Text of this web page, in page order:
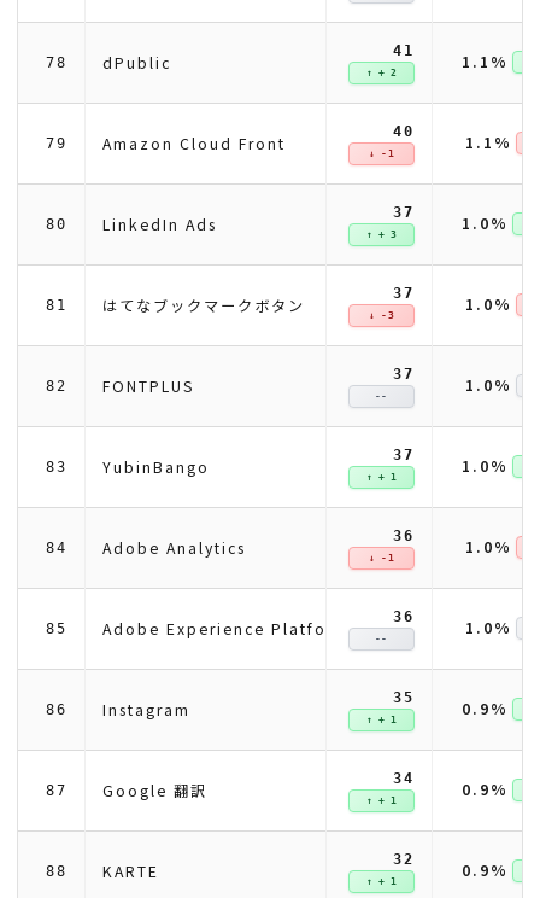
78 dPublic
41
↑ + 2 1.1%
79 Amazon Cloud Front
40
↓ -1 1.1%
80 LinkedIn Ads
37
↑ + 3 1.0%
81 はてなブックマークボタン
37
↓ -3 1.0%
82 FONTPLUS
37
-- 1.0%
83 YubinBango
37
↑ + 1 1.0%
84 Adobe Analytics
36
↓ -1 1.0%
85 Adobe Experience Platform Data Collection
36
-- 1.0%
86 Instagram
35
↑ + 1 0.9%
87 Google 翻訳
34
↑ + 1 0.9%
88 KARTE
32
↑ + 1 0.9%